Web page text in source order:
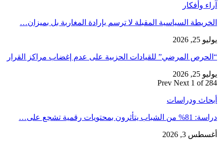
آراء وأفكار
الخريطة السياسية المقبلة لا ترسم بإرادة المغاربة بل بميزان…
يوليو 25, 2026
“الحرص المرضي” للقيادات الحزبية على عدم إغضاب مراكز القرار
يوليو 25, 2026
Prev Next 1 of 284
أبحاث ودراسات
دراسة: 81% من الشباب يتأثرون بمحتويات رقمية تشجع على…
أغسطس 3, 2026